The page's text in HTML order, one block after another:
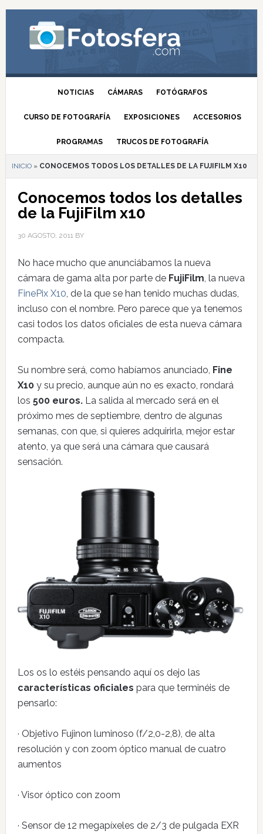
NOTICIAS CÁMARAS FOTÓGRAFOS
CURSO DE FOTOGRAFÍA EXPOSICIONES ACCESORIOS
PROGRAMAS TRUCOS DE FOTOGRAFÍA
INICIO» CONOCEMOS TODOS LOS DETALLES DE LA FUJIFILM X10
Conocemos todos los detalles
de la FujiFilm x10
30 AGOSTO, 2011BY
No hace mucho que anunciábamos la nueva
cámara de gama alta por parte deFujiFilm, la nueva
FinePix X10, de la que se han tenido muchas dudas,
incluso con el nombre. Pero parece que ya tenemos
casi todos los datos oficiales de esta nueva cámara
compacta.
Su nombre será, como habíamos anunciado, Fine
X10y su precio, aunque aún no es exacto, rondará
los 500 euros.La salida al mercado será en el
próximo mes de septiembre, dentro de algunas
semanas, con que, si quieres adquirirla, mejor estar
atento, ya que será una cámara que causará
sensación.
Los os lo estéis pensando aquí os dejo las
características oficiales para que terminéis de
pensarlo:
· Objetivo Fujinon luminoso (f/2,0-2,8), de alta
resolución y con zoom óptico manual de cuatro
aumentos
· Visor óptico con zoom
· Sensor de 12 megapíxeles de 2/3 de pulgada EXR